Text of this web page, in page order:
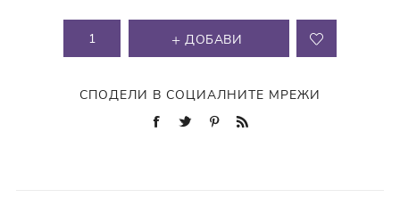
ДОБАВИ
СПОДЕЛИ В СОЦИАЛНИТЕ МРЕЖИ